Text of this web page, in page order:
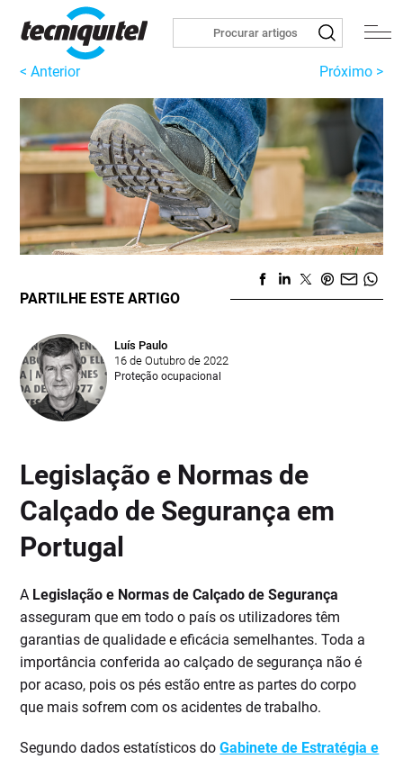
< Anterior Próximo >
PARTILHE ESTE ARTIGO
Luís Paulo
16 de Outubro de 2022
Proteção ocupacional
Legislação e Normas de
Calçado de Segurança em
Portugal
A Legislação e Normas de Calçado de Segurança
asseguram que em todo o país os utilizadores têm
garantias de qualidade e eficácia semelhantes. Toda a
importância conferida ao calçado de segurança não é
por acaso, pois os pés estão entre as partes do corpo
que mais sofrem com os acidentes de trabalho.
Segundo dados estatísticos doGabinete de Estratégia e